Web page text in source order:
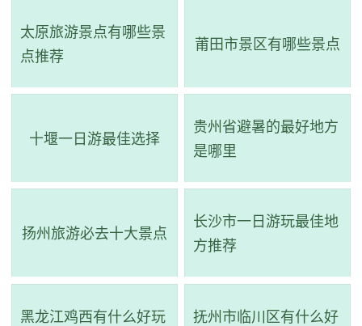
观、五亭桥、凫庄和白塔等著名景点。湖区利用桥、岛、
堤、岸的划分，使狭长湖面形成层次分明、曲折多变的山水
园林景观。在清秀婉曲的瘦西湖两岸，缀以南北园林之精
华，如玄妙洞天的徐霞客故居，在此您可以欣赏到古色古香
的风貌，领略到江南园林的独特魅力。
太原旅游景点有哪些景
点推荐
莆田市景区有哪些景点
十堰一日游最佳选择
贵州省避暑的最好地方
是哪里
扬州旅游必去十大景点
长沙市一日游玩最佳地
方推荐
黑龙江鸡西有什么好玩
抚州市临川区有什么好